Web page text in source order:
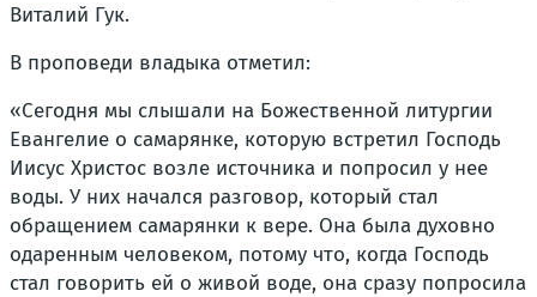
Виталий Гук.
В проповеди владыка отметил:
«Сегодня мы слышали на Божественной литургии
Евангелие о самарянке, которую встретил Господь
Иисус Христос возле источника и попросил у нее
воды. У них начался разговор, который стал
обращением самарянки к вере. Она была духовно
одаренным человеком, потому что, когда Господь
стал говорить ей о живой воде, она сразу попросила